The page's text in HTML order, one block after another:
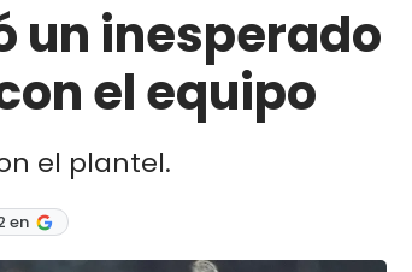
un inesperado
el equipo
el plantel.
en